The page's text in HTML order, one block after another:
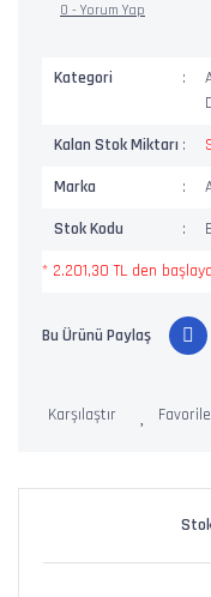
0 - Yorum Yap
Kategori
Kalan Stok Miktarı
Marka
Stok Kodu
* 2.201,30 TL den
Bu Ürünü Paylaş
Karşılaştır